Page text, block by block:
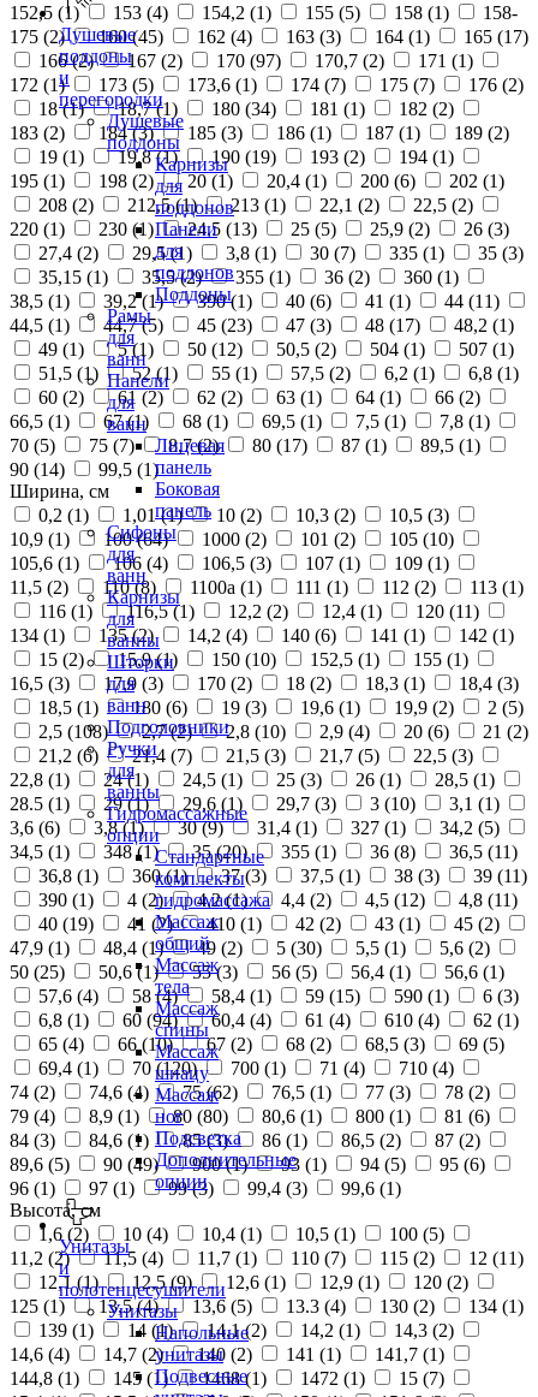
Душевые
поддоны
и
перегородки
Душевые
поддоны
Карнизы
для
поддонов
Панели
для
поддонов
Поддоны
Рамы
для
ванн
Панели
для
ванн
Лицевая
панель
Боковая
панель
Сифоны
для
ванн
Карнизы
для
ванны
Шторки
для
ванн
Подголовники
Ручки
для
ванны
Гидромассажные
опции
Стандартные
комплекты
гидромассажа
Массаж
общий
Массаж
тела
Массаж
спины
Массаж
шиацу
Массаж
ног
Подсветка
Дополнительные
опции
Унитазы
и
полотенцесушители
Унитазы
Напольные
унитазы
Подвесные
152,5 (1) 153 (4) 154,2 (1) 155 (5) 158 (1)
158-
175 (2) 160 (45) 162 (4) 163 (3) 164 (1) 165 (17)
166 (2) 167 (2) 170 (97) 170,7 (2) 171 (1)
172 (1) 173 (5) 173,6 (1) 174 (7) 175 (7) 176 (2)
18 (1) 18,7 (1) 180 (34) 181 (1) 182 (2)
183 (2) 184 (3) 185 (3) 186 (1) 187 (1) 189 (2)
19 (1) 19,8 (1) 190 (19) 193 (2) 194 (1)
195 (1) 198 (2) 20 (1) 20,4 (1) 200 (6) 202 (1)
208 (2) 212,5 (1) 213 (1) 22,1 (2) 22,5 (2)
220 (1) 230 (1) 24,5 (13) 25 (5) 25,9 (2) 26 (3)
27,4 (2) 29,5 (1) 3,8 (1) 30 (7) 335 (1) 35 (3)
35,15 (1) 35,5 (2) 355 (1) 36 (2) 360 (1)
38,5 (1) 39,2 (1) 390 (1) 40 (6) 41 (1) 44 (11)
44,5 (1) 44,7 (5) 45 (23) 47 (3) 48 (17) 48,2 (1)
49 (1) 5 (1) 50 (12) 50,5 (2) 504 (1) 507 (1)
51,5 (1) 52 (1) 55 (1) 57,5 (2) 6,2 (1) 6,8 (1)
60 (2) 61 (2) 62 (2) 63 (1) 64 (1) 66 (2)
66,5 (1) 67 (1) 68 (1) 69,5 (1) 7,5 (1) 7,8 (1)
70 (5) 75 (7) 8,7 (2) 80 (17) 87 (1) 89,5 (1)
90 (14) 99,5 (1)
Ширина, см
0,2 (1) 1,01 (1) 10 (2) 10,3 (2) 10,5 (3)
10,9 (1) 100 (64) 1000 (2) 101 (2) 105 (10)
105,6 (1) 106 (4) 106,5 (3) 107 (1) 109 (1)
11,5 (2) 110 (8) 1100а (1) 111 (1) 112 (2) 113 (1)
116 (1) 116,5 (1) 12,2 (2) 12,4 (1) 120 (11)
134 (1) 135 (2) 14,2 (4) 140 (6) 141 (1) 142 (1)
15 (2) 15,9 (1) 150 (10) 152,5 (1) 155 (1)
16,5 (3) 17,9 (3) 170 (2) 18 (2) 18,3 (1) 18,4 (3)
18,5 (1) 180 (6) 19 (3) 19,6 (1) 19,9 (2) 2 (5)
2,5 (108) 2,7 (2) 2,8 (10) 2,9 (4) 20 (6) 21 (2)
21,2 (6) 21,4 (7) 21,5 (3) 21,7 (5) 22,5 (3)
22,8 (1) 24 (1) 24,5 (1) 25 (3) 26 (1) 28,5 (1)
28.5 (1) 29 (1) 29,6 (1) 29,7 (3) 3 (10) 3,1 (1)
3,6 (6) 3,8 (1) 30 (9) 31,4 (1) 327 (1) 34,2 (5)
34,5 (1) 348 (1) 35 (20) 355 (1) 36 (8) 36,5 (11)
36,8 (1) 360 (1) 37 (3) 37,5 (1) 38 (3) 39 (11)
390 (1) 4 (2) 4,2 (1) 4,4 (2) 4,5 (12) 4,8 (11)
40 (19) 41 (2) 410 (1) 42 (2) 43 (1) 45 (2)
47,9 (1) 48,4 (1) 49 (2) 5 (30) 5,5 (1) 5,6 (2)
50 (25) 50,6 (1) 55 (3) 56 (5) 56,4 (1) 56,6 (1)
57,6 (4) 58 (4) 58,4 (1) 59 (15) 590 (1) 6 (3)
6,8 (1) 60 (94) 60,4 (4) 61 (4) 610 (4) 62 (1)
65 (4) 66 (10) 67 (2) 68 (2) 68,5 (3) 69 (5)
69,4 (1) 70 (120) 700 (1) 71 (4) 710 (4)
74 (2) 74,6 (4) 75 (62) 76,5 (1) 77 (3) 78 (2)
79 (4) 8,9 (1) 80 (80) 80,6 (1) 800 (1) 81 (6)
84 (3) 84,6 (1) 85 (3) 86 (1) 86,5 (2) 87 (2)
89,6 (5) 90 (49) 900 (1) 93 (1) 94 (5) 95 (6)
96 (1) 97 (1) 99 (3) 99,4 (3) 99,6 (1)
Высота, см
1,6 (2) 10 (4) 10,4 (1) 10,5 (1) 100 (5)
11,2 (2) 11,5 (4) 11,7 (1) 110 (7) 115 (2) 12 (11)
12,1 (1) 12,5 (9) 12,6 (1) 12,9 (1) 120 (2)
125 (1) 13,5 (4) 13,6 (5) 13.3 (4) 130 (2) 134 (1)
139 (1) 14 (1) 14,1 (2) 14,2 (1) 14,3 (2)
14,6 (4) 14,7 (2) 140 (2) 141 (1) 141,7 (1)
144,8 (1) 145 (1) 1468 (1) 1472 (1) 15 (7)